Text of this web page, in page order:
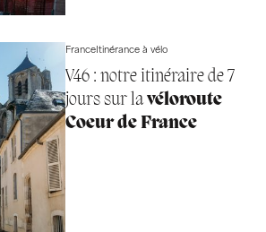
FranceItinérance à vélo
V46 : notre itinéraire de 7
jours sur lavéloroute
Coeur de France